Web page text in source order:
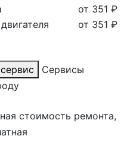
от 351 ₽
от 351 ₽
Сервисы
стоимость ремонта,